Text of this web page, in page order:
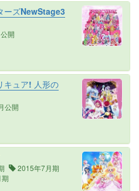
ーズNewStage3
開
キュア! 人形の
公開
2015年7月期